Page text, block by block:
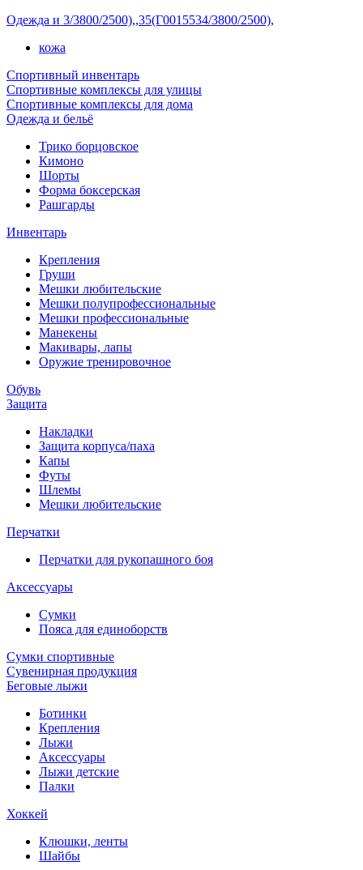
Одежда и 3/3800/2500),,35(Г0015534/3800/2500),
кожа
Спортивный инвентарь
Спортивные комплексы для улицы
Спортивные комплексы для дома
Одежда и бельё
Трико борцовское
Кимоно
Шорты
Форма боксерская
Рашгарды
Инвентарь
Крепления
Груши
Мешки любительские
Мешки полупрофессиональные
Мешки профессиональные
Манекены
Макивары, лапы
Оружие тренировочное
Обувь
Защита
Накладки
Защита корпуса/паха
Капы
Футы
Шлемы
Мешки любительские
Перчатки
Перчатки для рукопашного боя
Аксессуары
Сумки
Пояса для единоборств
Сумки спортивные
Сувенирная продукция
Беговые лыжи
Ботинки
Крепления
Лыжи
Аксессуары
Лыжи детские
Палки
Хоккей
Клюшки, ленты
Шайбы